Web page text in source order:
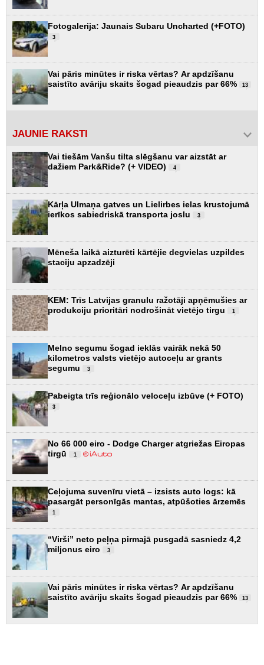
Fotogalerija: Jaunais Subaru Uncharted (+FOTO)
3
Vai pāris minūtes ir riska vērtas? Ar apdzīšanu
saistīto avāriju skaits šogad pieaudzis par 66%
13
JAUNIE RAKSTI
Vai tiešām Vanšu tilta slēgšanu var aizstāt ar
dažiem Park&Ride? (+ VIDEO)
4
Kārļa Ulmaņa gatves un Lielirbes ielas krustojumā
ierīkos sabiedriskā transporta joslu
3
Mēneša laikā aizturēti kārtējie degvielas uzpildes
staciju apzadzēji
KEM: Trīs Latvijas granulu ražotāji apņēmušies ar
produkciju prioritāri nodrošināt vietējo tirgu
1
Melno segumu šogad ieklās vairāk nekā 50
kilometros valsts vietējo autoceļu ar grants
segumu
3
Pabeigta trīs reģionālo veloceļu izbūve (+ FOTO)
3
No 66 000 eiro - Dodge Charger atgriežas Eiropas
tirgū
1
Ceļojuma suvenīru vietā – izsists auto logs: kā
pasargāt personīgās mantas, atpūšoties ārzemēs
1
“Virši” neto peļņa pirmajā pusgadā sasniedz 4,2
miljonus eiro
3
Vai pāris minūtes ir riska vērtas? Ar apdzīšanu
saistīto avāriju skaits šogad pieaudzis par 66%
13